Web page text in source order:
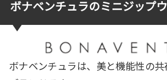
ボナベンチュラのミニジップ
ボナベンチュラは、美と機能性の